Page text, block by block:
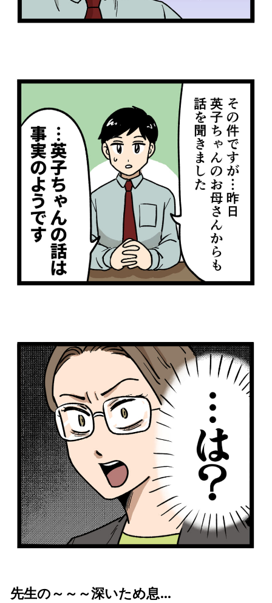
先生の～～～深いため息…